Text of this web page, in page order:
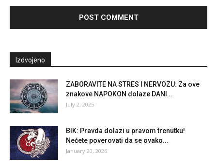
Izdvojeno
ZABORAVITE NA STRES I NERVOZU: Za ove
znakove NAPOKON dolaze DANI...
July 2, 2025
BIK: Pravda dolazi u pravom trenutku!
Nećete poverovati da se ovako...
January 20, 2026